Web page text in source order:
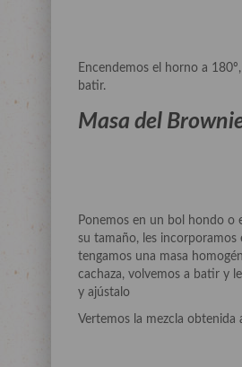
Encendemos el horno a
batir.
Masa del
Ponemos en un bol hondo o
su tamaño, les incorporamos
tengamos una masa
cachaza, volvemos a batir y
y ajústalo
Vertemos la mezcla